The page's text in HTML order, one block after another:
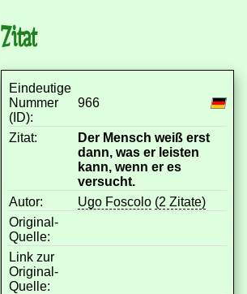
Zitat
Eindeutige
Nummer
(ID):
966
Zitat:
Der Mensch weiß erst
dann, was er leisten
kann, wenn er es
versucht.
Autor:
Ugo Foscolo (2 Zitate)
Original-
Quelle:
Link zur
Original-
Quelle: